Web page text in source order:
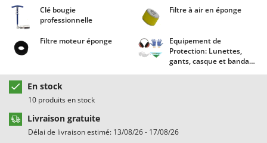
Coupe-branches
Couveuses à œufs
Cultivateurs Tiller à ressorts - Extirpateurs
D
Débroussailleuses
Décompacteurs agricoles
Découpeurs plasma
Déplaqueuses de gazon
Besser Vacuum
Bestway
Beta tools
Black & Decker
BlackStone
Blue Bird
Bomet
Clé bougie
professionnelle
Filtre à air en éponge
Filtre moteur éponge
Equipement de
Protection: Lunettes,
gants, casque et bandana
En stock
10 produits en stock
Livraison gratuite
Délai de livraison estimé: 13/08/26 - 17/08/26